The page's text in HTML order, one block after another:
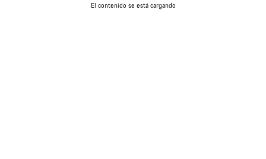
El contenido se está cargando